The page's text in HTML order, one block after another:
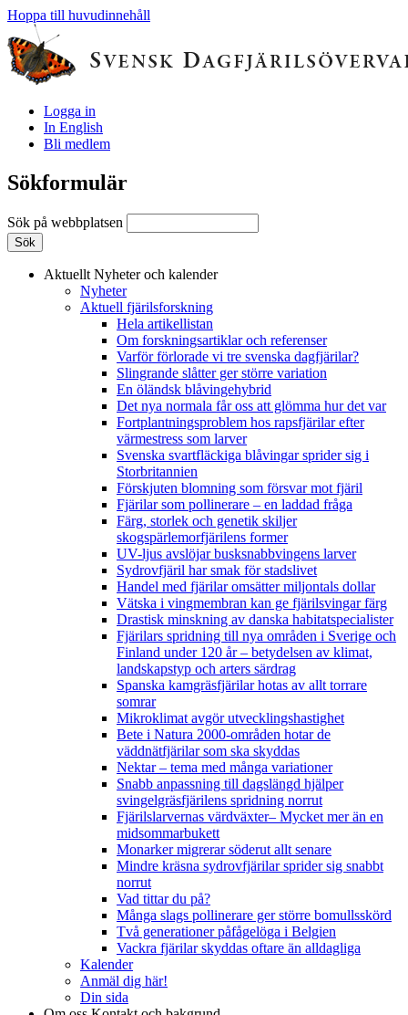
Hoppa till huvudinnehåll
Logga in
In English
Bli medlem
Sökformulär
Sök på webbplatsen
Aktuellt Nyheter och kalender
Nyheter
Aktuell fjärilsforskning
Hela artikellistan
Om forskningsartiklar och referenser
Varför förlorade vi tre svenska dagfjärilar?
Slingrande slåtter ger större variation
En öländsk blåvingehybrid
Det nya normala får oss att glömma hur det var
Fortplantningsproblem hos rapsfjärilar efter
värmestress som larver
Svenska svartfläckiga blåvingar sprider sig i
Storbritannien
Förskjuten blomning som försvar mot fjäril
Fjärilar som pollinerare – en laddad fråga
Färg, storlek och genetik skiljer
skogspärlemorfjärilens former
UV-ljus avslöjar busksnabbvingens larver
Sydrovfjäril har smak för stadslivet
Handel med fjärilar omsätter miljontals dollar
Vätska i vingmembran kan ge fjärilsvingar färg
Drastisk minskning av danska habitatspecialister
Fjärilars spridning till nya områden i Sverige och
Finland under 120 år– betydelsen av klimat,
landskapstyp och arters särdrag
Spanska kamgräsfjärilar hotas av allt torrare
somrar
Mikroklimat avgör utvecklingshastighet
Bete i Natura 2000-områden hotar de
väddnätfjärilar som ska skyddas
Nektar – tema med många variationer
Snabb anpassning till dagslängd hjälper
svingelgräsfjärilens spridning norrut
Fjärilslarvernas värdväxter– Mycket mer än en
midsommarbukett
Monarker migrerar söderut allt senare
Mindre kräsna sydrovfjärilar sprider sig snabbt
norrut
Vad tittar du på?
Många slags pollinerare ger större bomullsskörd
Två generationer påfågelöga i Belgien
Vackra fjärilar skyddas oftare än alldagliga
Kalender
Anmäl dig här!
Din sida